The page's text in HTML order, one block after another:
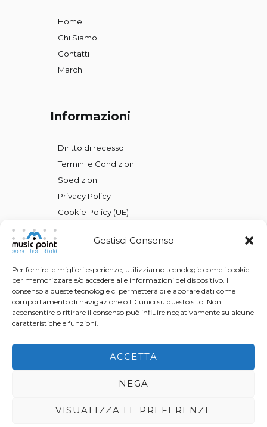
Gestisci Consenso
Per fornire le migliori esperienze, utilizziamo tecnologie come i cookie
per memorizzare e/o accedere alle informazioni del dispositivo. Il
consenso a queste tecnologie ci permetterà di elaborare dati come il
comportamento di navigazione o ID unici su questo sito. Non
acconsentire o ritirare il consenso può influire negativamente su alcune
caratteristiche e funzioni.
ACCETTA
NEGA
VISUALIZZA LE PREFERENZE
Home
Chi Siamo
Contatti
Marchi
Informazioni
Diritto di recesso
Termini e Condizioni
Spedizioni
Privacy Policy
Cookie Policy (UE)